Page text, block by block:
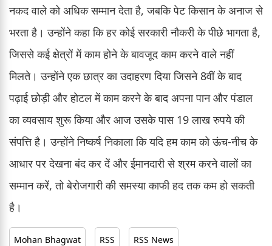
नकद वाले को अधिक सम्मान देता है, जबकि पेट किसान के अनाज से
भरता है। उन्होंने कहा कि हर कोई सरकारी नौकरी के पीछे भागता है,
जिससे कई क्षेत्रों में काम होने के बावजूद काम करने वाले नहीं
मिलते। उन्होंने एक छात्र का उदाहरण दिया जिसने 8वीं के बाद
पढ़ाई छोड़ी और होटल में काम करने के बाद अपना पान और पंडाल
का व्यवसाय शुरू किया और आज उसके पास 19 लाख रुपये की
संपत्ति है। उन्होंने निष्कर्ष निकाला कि यदि हम काम को ऊंच-नीच के
आधार पर देखना बंद कर दें और ईमानदारी से श्रम करने वालों का
सम्मान करें, तो बेरोजगारी की समस्या काफी हद तक कम हो सकती
है।
Mohan Bhagwat RSS RSS News